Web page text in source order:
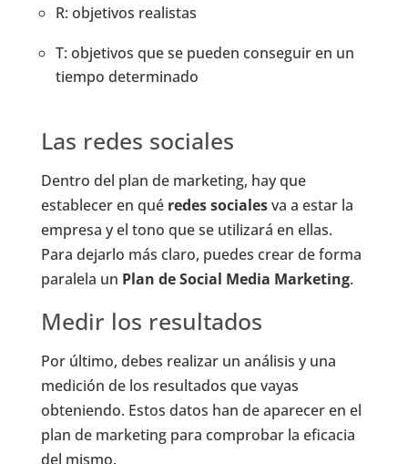
R: objetivos realistas
T: objetivos que se pueden conseguir en un
tiempo determinado
Las redes sociales
Dentro del plan de marketing, hay que
establecer en qué redes socialesva a estar la
empresa y el tono que se utilizará en ellas.
Para dejarlo más claro, puedes crear de forma
paralela un Plan de Social Media Marketing.
Medir los resultados
Por último, debes realizar un análisis y una
medición de los resultados que vayas
obteniendo. Estos datos han de aparecer en el
plan de marketing para comprobar la eficacia
del mismo.